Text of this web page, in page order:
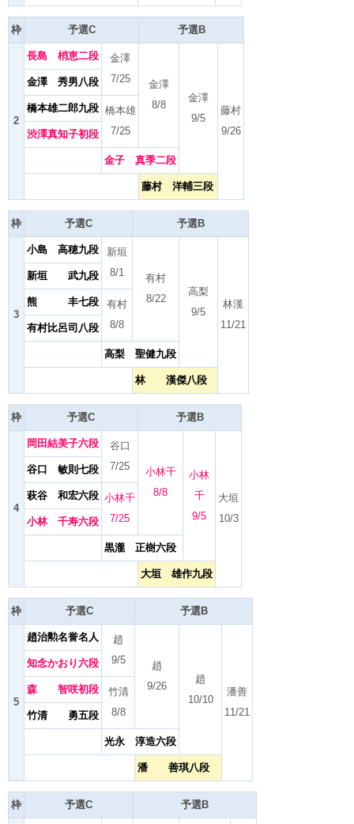
枠 予選C 予選B
2
長島 梢恵二段
金澤
7/25
金澤
8/8
金澤
9/5
藤村
9/26
金澤 秀男八段
橋本雄二郎九段 橋本雄
7/25
渋澤真知子初段
金子 真季二段
藤村 洋輔三段
枠 予選C 予選B
3
小島 高穂九段
新垣
8/1
有村
8/22
高梨
9/5
林漢
11/21
新垣 武九段
熊 丰七段
有村
8/8
有村比呂司八段
高梨 聖健九段
林 漢傑八段
枠 予選C 予選B
4
岡田結美子六段
谷口
7/25
小林千
8/8
小林
千
9/5
大垣
10/3
谷口 敏則七段
萩谷 和宏六段 小林千
7/25
小林 千寿六段
黒瀧 正樹六段
大垣 雄作九段
枠 予選C 予選B
5
趙治勲名誉名人
趙
9/5
趙
9/26
趙
10/10
潘善
11/21
知念かおり六段
森 智咲初段
竹清
8/8
竹清 勇五段
光永 淳造六段
潘 善琪八段
枠 予選C 予選B